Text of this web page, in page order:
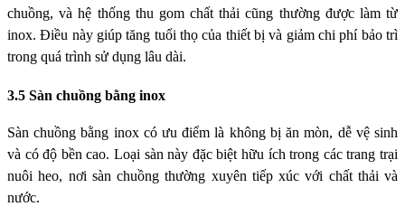
chuồng, và hệ thống thu gom chất thải cũng thường được làm từ
inox. Điều này giúp tăng tuổi thọ của thiết bị và giảm chi phí bảo trì
trong quá trình sử dụng lâu dài.
3.5 Sàn chuồng bằng inox
Sàn chuồng bằng inox có ưu điểm là không bị ăn mòn, dễ vệ sinh
và có độ bền cao. Loại sàn này đặc biệt hữu ích trong các trang trại
nuôi heo, nơi sàn chuồng thường xuyên tiếp xúc với chất thải và
nước.